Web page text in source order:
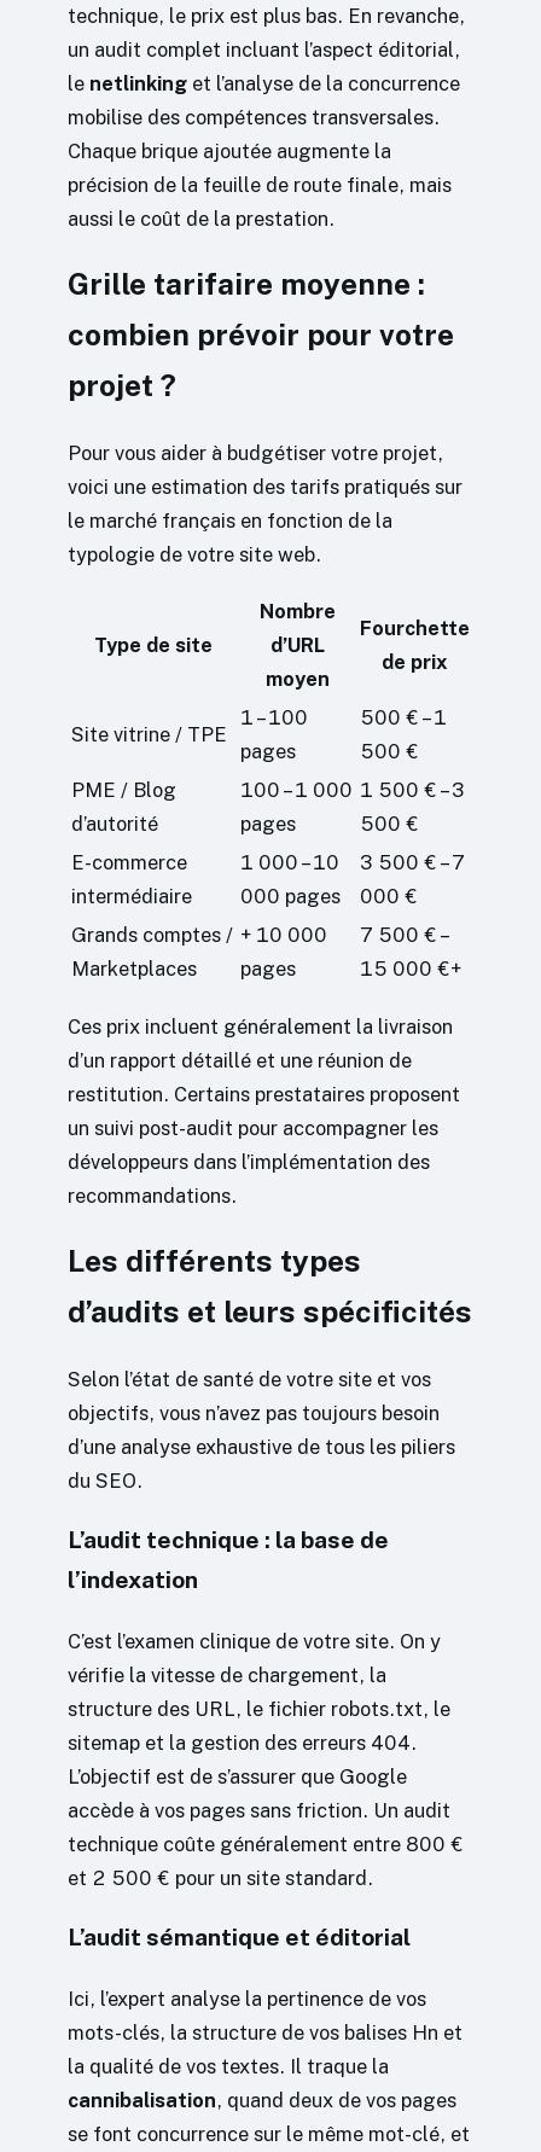
technique, le prix est plus bas. En revanche,
un audit complet incluant l’aspect éditorial,
le netlinking et l’analyse de la concurrence
mobilise des compétences transversales.
Chaque brique ajoutée augmente la
précision de la feuille de route finale, mais
aussi le coût de la prestation.
Grille tarifaire moyenne :
combien prévoir pour votre
projet ?
Pour vous aider à budgétiser votre projet,
voici une estimation des tarifs pratiqués sur
le marché français en fonction de la
typologie de votre site web.
Type de site
Nombre
d’URL
moyen
Fourchette
de prix
Site vitrine / TPE
1 – 100
pages
500 € – 1
500 €
PME / Blog
d’autorité
100 – 1 000
pages
1 500 € – 3
500 €
E-commerce
intermédiaire
1 000 – 10
000 pages
3 500 € – 7
000 €
Grands comptes /
Marketplaces
+ 10 000
pages
7 500 € –
15 000 €+
Ces prix incluent généralement la livraison
d’un rapport détaillé et une réunion de
restitution. Certains prestataires proposent
un suivi post-audit pour accompagner les
développeurs dans l’implémentation des
recommandations.
Les différents types
d’audits et leurs spécificités
Selon l’état de santé de votre site et vos
objectifs, vous n’avez pas toujours besoin
d’une analyse exhaustive de tous les piliers
du SEO.
L’audit technique : la base de
l’indexation
C’est l’examen clinique de votre site. On y
vérifie la vitesse de chargement, la
structure des URL, le fichier robots.txt, le
sitemap et la gestion des erreurs 404.
L’objectif est de s’assurer que Google
accède à vos pages sans friction. Un audit
technique coûte généralement entre 800 €
et 2 500 € pour un site standard.
L’audit sémantique et éditorial
Ici, l’expert analyse la pertinence de vos
mots-clés, la structure de vos balises Hn et
la qualité de vos textes. Il traque la
cannibalisation, quand deux de vos pages
se font concurrence sur le même mot-clé, et